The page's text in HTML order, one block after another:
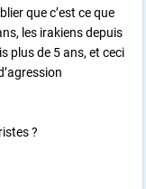
que c’est ce que
les irakiens depuis
plus de 5 ans, et ceci
?